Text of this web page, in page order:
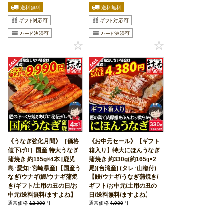
《うなぎ強化月間》［価格
値下げ!!］国産 特大うなぎ
蒲焼き 約165g×4本 [鹿児
島･愛知･宮崎県産]【国産う
なぎ/ウナギ/鰻/ウナギ蒲焼
き/ギフト/土用の丑の日/お
中元/送料無料/ますよね】
通常価格 12,800円
《お中元セール》【ギフト
箱入り】特大にほんうなぎ
蒲焼き 約330g(約165g×2
尾)[台湾産] (タレ･山椒付)
【鰻/ウナギ/うなぎ蒲焼き/
ギフト/お中元/土用の丑の
日/送料無料/ますよね】
通常価格 4,980円